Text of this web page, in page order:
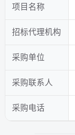
项目名称
招标代理机构
采购单位
采购联系人
采购电话